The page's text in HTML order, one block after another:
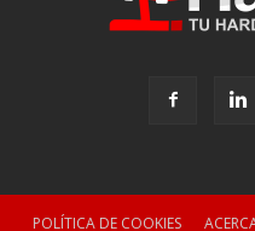
POLÍTICA DE COOKIES